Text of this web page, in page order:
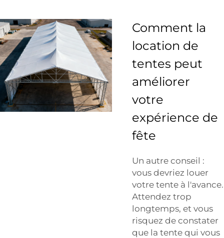
Comment la
location de
tentes peut
améliorer
votre
expérience de
fête
Un autre conseil :
vous devriez louer
votre tente à l'avance.
Attendez trop
longtemps, et vous
risquez de constater
que la tente qui vous